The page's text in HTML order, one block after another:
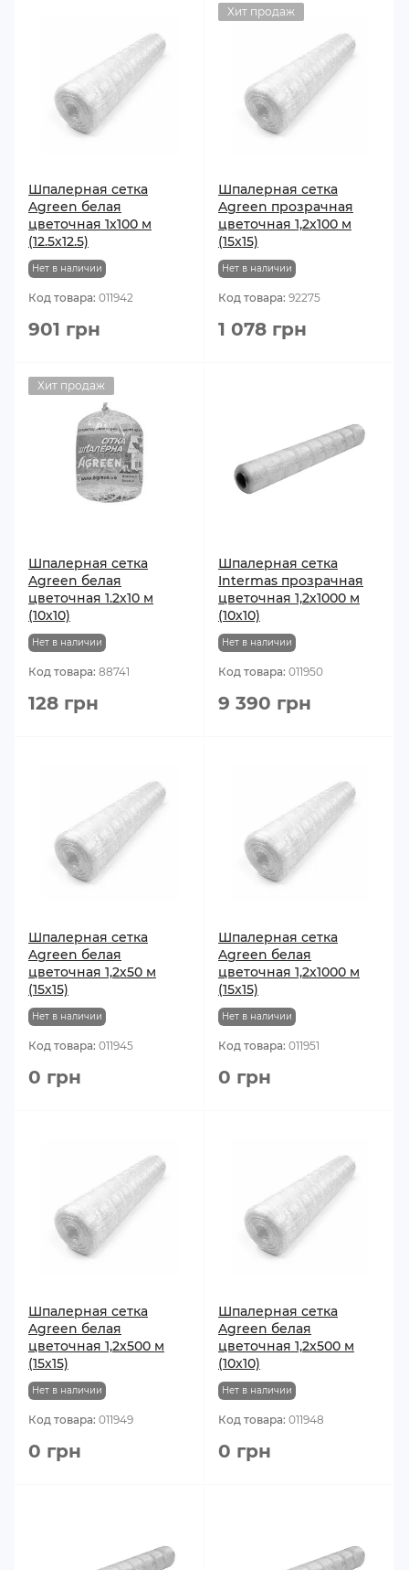
Шпалерная сетка
Agreen белая
цветочная 1х100 м
(12.5х12.5)
Нет в наличии
Код товара: 011942
901 грн
Хит продаж
Шпалерная сетка
Agreen прозрачная
цветочная 1,2х100 м
(15х15)
Нет в наличии
Код товара: 92275
1 078 грн
Хит продаж
Шпалерная сетка
Agreen белая
цветочная 1.2х10 м
(10х10)
Нет в наличии
Код товара: 88741
128 грн
Шпалерная сетка
Intermas прозрачная
цветочная 1,2х1000 м
(10х10)
Нет в наличии
Код товара: 011950
9 390 грн
Шпалерная сетка
Agreen белая
цветочная 1,2х50 м
(15х15)
Нет в наличии
Код товара: 011945
0 грн
Шпалерная сетка
Agreen белая
цветочная 1,2х1000 м
(15х15)
Нет в наличии
Код товара: 011951
0 грн
Шпалерная сетка
Agreen белая
цветочная 1,2х500 м
(15х15)
Нет в наличии
Код товара: 011949
0 грн
Шпалерная сетка
Agreen белая
цветочная 1,2х500 м
(10х10)
Нет в наличии
Код товара: 011948
0 грн